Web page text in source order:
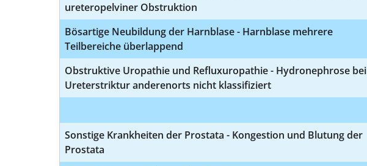
ureteropelviner Obstruktion
Bösartige Neubildung der Harnblase - Harnblase mehrere
Teilbereiche überlappend
Obstruktive Uropathie und Refluxuropathie - Hydronephrose bei
Ureterstriktur anderenorts nicht klassifiziert
Sonstige Krankheiten der Prostata - Kongestion und Blutung der
Prostata